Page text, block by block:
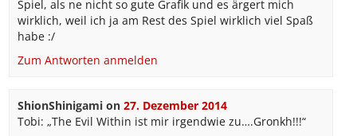
Spiel, als ne nicht so gute Grafik und es ärgert mich
wirklich, weil ich ja am Rest des Spiel wirklich viel Spaß
habe :/
Zum Antworten anmelden
ShionShinigamion 27. Dezember 2014
Tobi: „The Evil Within ist mir irgendwie zu….Gronkh!!!“